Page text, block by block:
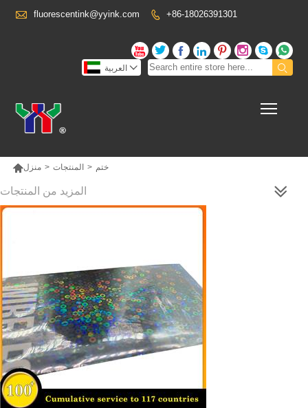
 fluorescentink@yyink.com  +86-18026391301
      


العربية 
منزل > المنتجات > ختم
المزيد من المنتجات